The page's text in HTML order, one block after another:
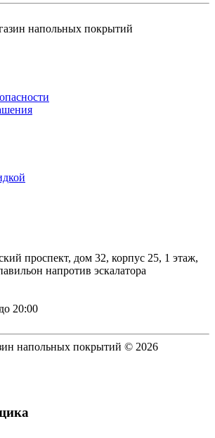
проспект, дом 32, корпус 25, 1 этаж,
напротив эскалатора
20:00
напольных покрытий © 2026